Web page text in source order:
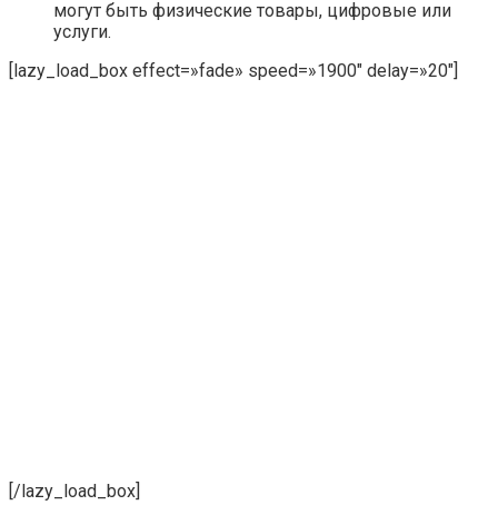
могут быть физические товары, цифровые или
услуги.
[lazy_load_box effect=»fade» speed=»1900″ delay=»20″]
[/lazy_load_box]